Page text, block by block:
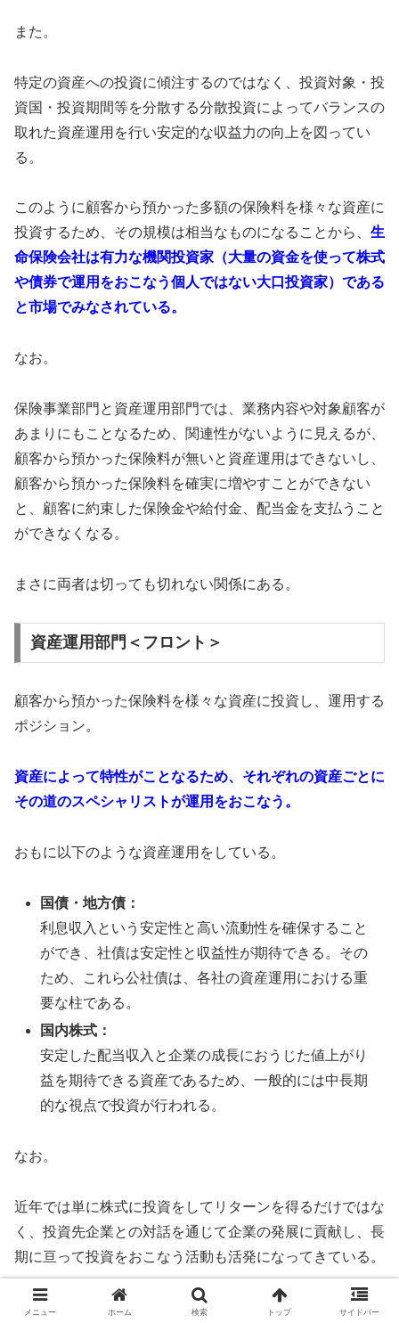
また。
特定の資産への投資に傾注するのではなく、投資対象・投
資国・投資期間等を分散する分散投資によってバランスの
取れた資産運用を行い安定的な収益力の向上を図ってい
る。
このように顧客から預かった多額の保険料を様々な資産に
投資するため、その規模は相当なものになることから、 生
命保険会社は有力な機関投資家（大量の資金を使って株式
や債券で運用をおこなう個人ではない大口投資家）である
と市場でみなされている。
なお。
保険事業部門と資産運用部門では、業務内容や対象顧客が
あまりにもことなるため、関連性がないように見えるが、
顧客から預かった保険料が無いと資産運用はできないし、
顧客から預かった保険料を確実に増やすことができない
と、顧客に約束した保険金や給付金、配当金を支払うこと
ができなくなる。
まさに両者は切っても切れない関係にある。
資産運用部門＜フロント＞
顧客から預かった保険料を様々な資産に投資し、運用する
ポジション。
資産によって特性がことなるため、それぞれの資産ごとに
その道のスペシャリストが運用をおこなう。
おもに以下のような資産運用をしている。
国債・地方債：
利息収入という安定性と高い流動性を確保すること
ができ、社債は安定性と収益性が期待できる。その
ため、これら公社債は、各社の資産運用における重
要な柱である。
国内株式：
安定した配当収入と企業の成長におうじた値上がり
益を期待できる資産であるため、一般的には中長期
的な視点で投資が行われる。
なお。
近年では単に株式に投資をしてリターンを得るだけではな
く、投資先企業との対話を通じて企業の発展に貢献し、長
期に亘って投資をおこなう活動も活発になってきている。
外国債券や外国株式：
メニュー ホーム 検索 トップ サイドバー